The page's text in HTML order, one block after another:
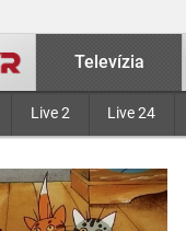
Televízia
Live 2 Live 24